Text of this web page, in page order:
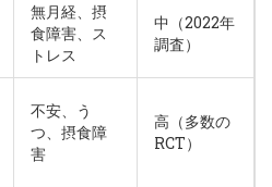
無月経、摂
食障害、ス
トレス
中（2022年
調査）
不安、う
つ、摂食障
害
高（多数の
RCT）